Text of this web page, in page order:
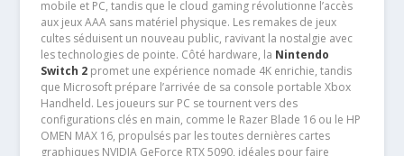
mobile et PC, tandis que le cloud gaming révolutionne l’accès
aux jeux AAA sans matériel physique. Les remakes de jeux
cultes séduisent un nouveau public, ravivant la nostalgie avec
les technologies de pointe. Côté hardware, la Nintendo
Switch 2promet une expérience nomade 4K enrichie, tandis
que Microsoft prépare l’arrivée de sa console portable Xbox
Handheld. Les joueurs sur PC se tournent vers des
configurations clés en main, comme le Razer Blade 16 ou le HP
OMEN MAX 16, propulsés par les toutes dernières cartes
graphiques NVIDIA GeForce RTX 5090, idéales pour faire